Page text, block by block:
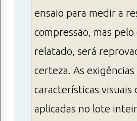
ensaio para medir a
compressão, mas
relatado, será
certeza. As
características visuais
aplicadas no lote